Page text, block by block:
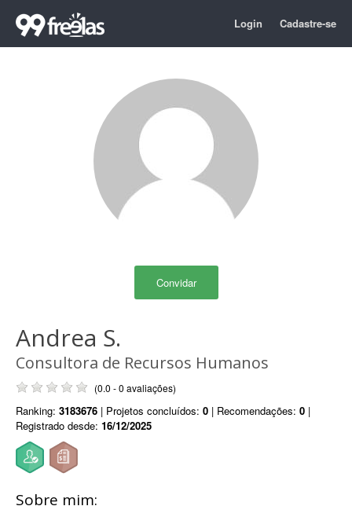
Login Cadastre-se
Convidar
Andrea S.
Consultora de Recursos Humanos
(0.0 - 0 avaliações)
Ranking: 3183676 | Projetos concluídos: 0 | Recomendações: 0 |
Registrado desde: 16/12/2025
Sobre mim: